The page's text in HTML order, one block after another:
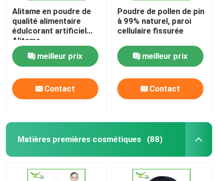
Alitame en poudre de
qualité alimentaire
édulcorant artificiel
Alitame
meilleur prix
Contact
Poudre de pollen de pin
à 99% naturel, paroi
cellulaire fissurée
meilleur prix
Contact
Matières premières cosmétiques (88)